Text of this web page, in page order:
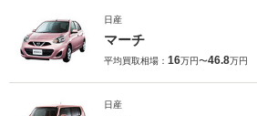
日産
マーチ
平均買取相場： 16万円〜46.8万円
日産